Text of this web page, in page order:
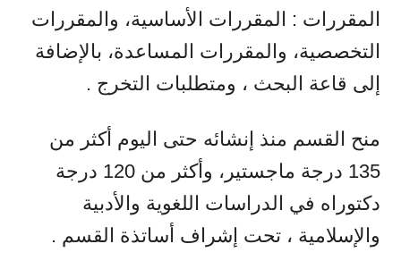
المقررات : المقررات الأساسية، والمقررات
التخصصية، والمقررات المساعدة، بالإضافة
إلى قاعة البحث ، ومتطلبات التخرج .
منح القسم منذ إنشائه حتى اليوم أكثر من
135 درجة ماجستير، وأكثر من 120 درجة
دكتوراه في الدراسات اللغوية والأدبية
والإسلامية ، تحت إشراف أساتذة القسم .